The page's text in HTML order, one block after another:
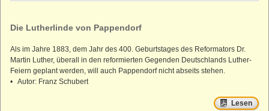
Die Lutherlinde von Pappendorf
Als im Jahre 1883, dem Jahr des 400. Geburtstages des Reformators Dr.
Martin Luther, überall in den reformierten Gegenden Deutschlands Luther-
Feiern geplant werden, will auch Pappendorf nicht abseits stehen.
• Autor: Franz Schubert
Lesen